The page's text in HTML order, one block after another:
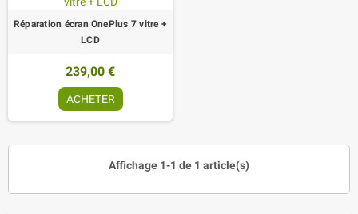
Réparation écran OnePlus 7 vitre +
LCD
239,00 €
ACHETER
Affichage 1-1 de 1 article(s)